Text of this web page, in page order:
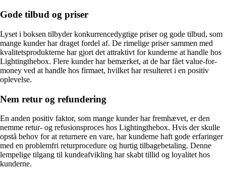
Gode tilbud og priser
Lyset i boksen tilbyder konkurrencedygtige priser og gode tilbud, som
mange kunder har draget fordel af. De rimelige priser sammen med
kvalitetsprodukterne har gjort det attraktivt for kunderne at handle hos
Lightingthebox. Flere kunder har bemærket, at de har fået value-for-
money ved at handle hos firmaet, hvilket har resulteret i en positiv
oplevelse.
Nem retur og refundering
En anden positiv faktor, som mange kunder har fremhævet, er den
nemme retur- og refusionsproces hos Lightingthebox. Hvis der skulle
opstå behov for at returnere en vare, har kunderne haft gode erfaringer
med en problemfri returprocedure og hurtig tilbagebetaling. Denne
lempelige tilgang til kundeafvikling har skabt tillid og loyalitet hos
kunderne.